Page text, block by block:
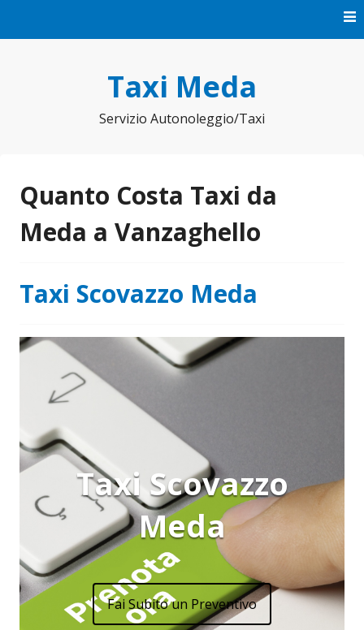
Taxi Meda
Servizio Autonoleggio/Taxi
Quanto Costa Taxi da
Meda a Vanzaghello
Taxi Scovazzo Meda
Taxi Scovazzo
Meda
Fai Subito un Preventivo